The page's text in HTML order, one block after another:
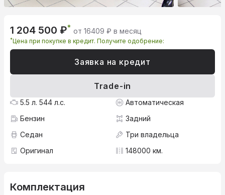
1 204 500 ₽* от 16409 ₽ в месяц
*Цена при покупке в кредит. Получите одобрение:
Заявка на кредит
Trade-in
5.5 л. 544 л.с.
Автоматическая
Бензин
Задний
Седан
Три владельца
Оригинал
148000 км.
Комплектация